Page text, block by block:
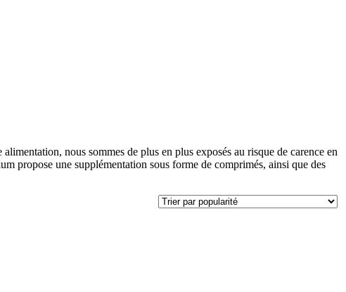
nous sommes de plus en plus exposés au risque de carence en
propose une supplémentation sous forme de comprimés, ainsi que des